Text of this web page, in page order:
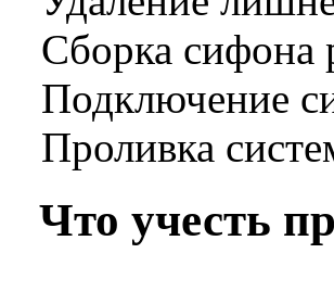
Сборка сифона
Подключение
Проливка
Что учесть